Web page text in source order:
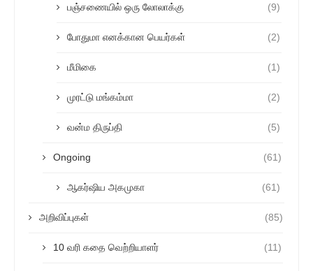
பஞ்சணையில் ஒரு லோலாக்கு (9)
போதுமா எனக்கான பெயர்கள் (2)
மீமிகை (1)
முரட்டு மங்கம்மா (2)
வன்ம திருப்தி (5)
Ongoing (61)
ஆகர்ஷிய அகமுகா (61)
அறிவிப்புகள் (85)
10 வரி கதை வெற்றியாளர் (11)